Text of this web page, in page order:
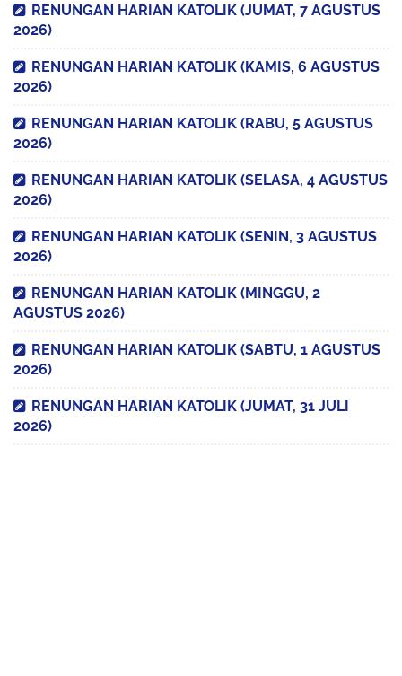
RENUNGAN HARIAN KATOLIK (JUMAT, 7 AGUSTUS
2026)
RENUNGAN HARIAN KATOLIK (KAMIS, 6 AGUSTUS
2026)
RENUNGAN HARIAN KATOLIK (RABU, 5 AGUSTUS
2026)
RENUNGAN HARIAN KATOLIK (SELASA, 4 AGUSTUS
2026)
RENUNGAN HARIAN KATOLIK (SENIN, 3 AGUSTUS
2026)
RENUNGAN HARIAN KATOLIK (MINGGU, 2
AGUSTUS 2026)
RENUNGAN HARIAN KATOLIK (SABTU, 1 AGUSTUS
2026)
RENUNGAN HARIAN KATOLIK (JUMAT, 31 JULI
2026)